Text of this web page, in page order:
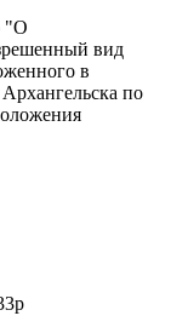
"О
вид
в
по